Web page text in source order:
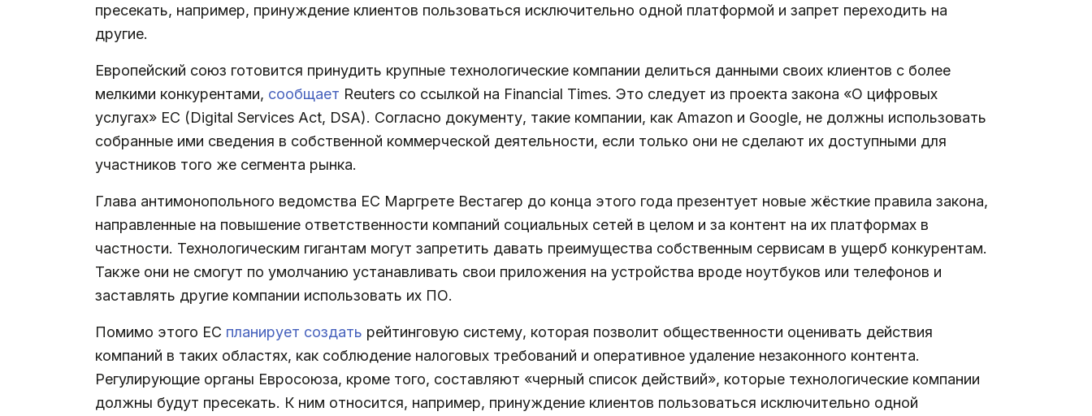
пресекать, например, принуждение клиентов пользоваться исключительно одной платформой и запрет переходить на
другие.
Европейский союз готовится принудить крупные технологические компании делиться данными своих клиентов с более
мелкими конкурентами, сообщает Reuters со ссылкой на Financial Times. Это следует из проекта закона «О цифровых
услугах» ЕС (Digital Services Act, DSA). Согласно документу, такие компании, как Amazon и Google, не должны использовать
собранные ими сведения в собственной коммерческой деятельности, если только они не сделают их доступными для
участников того же сегмента рынка.
Глава антимонопольного ведомства ЕС Маргрете Вестагер до конца этого года презентует новые жёсткие правила закона,
направленные на повышение ответственности компаний социальных сетей в целом и за контент на их платформах в
частности. Технологическим гигантам могут запретить давать преимущества собственным сервисам в ущерб конкурентам.
Также они не смогут по умолчанию устанавливать свои приложения на устройства вроде ноутбуков или телефонов и
заставлять другие компании использовать их ПО.
Помимо этого ЕС планирует создать рейтинговую систему, которая позволит общественности оценивать действия
компаний в таких областях, как соблюдение налоговых требований и оперативное удаление незаконного контента.
Регулирующие органы Евросоюза, кроме того, составляют «черный список действий», которые технологические компании
должны будут пресекать. К ним относится, например, принуждение клиентов пользоваться исключительно одной